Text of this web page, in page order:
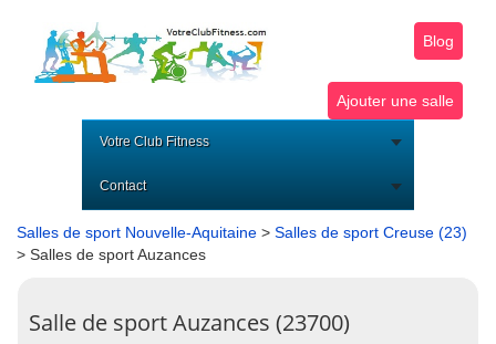
Blog
Ajouter une salle
Votre Club Fitness
Contact
Salles de sport Nouvelle-Aquitaine > Salles de sport Creuse (23)
> Salles de sport Auzances
Salle de sport Auzances (23700)